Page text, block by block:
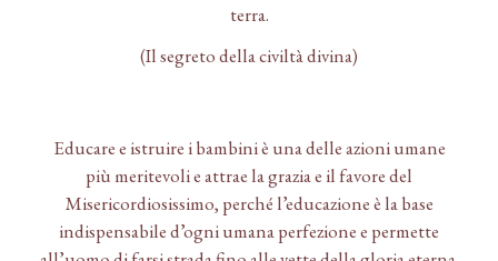
terra.
(Il segreto della civiltà divina)
Educare e istruire i bambini è una delle azioni umane
più meritevoli e attrae la grazia e il favore del
Misericordiosissimo, perché l’educazione è la base
indispensabile d’ogni umana perfezione e permette